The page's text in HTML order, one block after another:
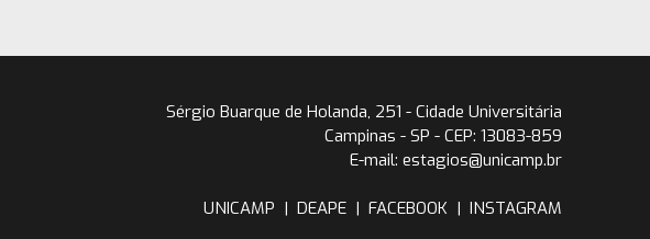
Sérgio Buarque de Holanda, 251 - Cidade Universitária
Campinas - SP - CEP: 13083-859
E-mail: estagios@unicamp.br
UNICAMP | DEAPE | FACEBOOK | INSTAGRAM